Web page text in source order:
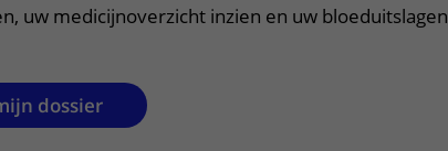
uw medicijnoverzicht inzien en uw bloeduitslagen
dossier